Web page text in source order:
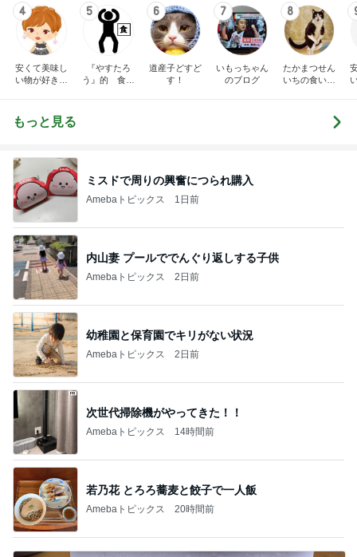
4
安くて美味し
い物が好き☆
5
『やすたろ
う』的 食の
6
道産子どすど
す！
7
いもっちゃん
のブログ
8
たかまつせん
いちの食い散
もっと見る
ミスドで周りの興奮につられ購入
Amebaトピックス 1日前
内山妻 プールででんぐり返しする子供
Amebaトピックス 2日前
幼稚園と保育園でキリがない状況
Amebaトピックス 2日前
次世代掃除機がやってきた！！
Amebaトピックス 14時間前
若乃花 とろろ蕎麦と餃子で一人飯
Amebaトピックス 20時間前